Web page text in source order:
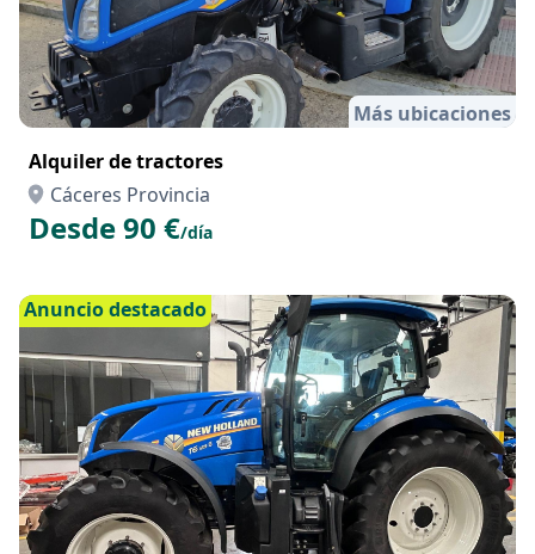
Más ubicaciones
Alquiler de tractores
Cáceres Provincia
Desde 90 €/día
Anuncio destacado